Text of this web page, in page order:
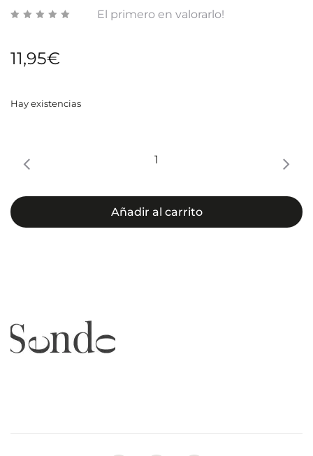
El primero en valorarlo!
11,95€
Hay existencias
ULTRA
DEFENSE
cantidad
Añadir al carrito